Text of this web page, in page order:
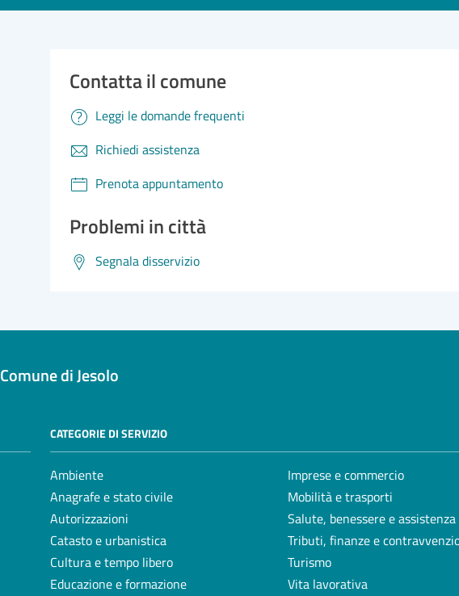
Contatta il comune
Leggi le domande frequenti
Richiedi assistenza
Prenota appuntamento
Problemi in città
Segnala disservizio
Comune di Jesolo
CATEGORIE DI SERVIZIO
Ambiente
Anagrafe e stato civile
Autorizzazioni
Catasto e urbanistica
Cultura e tempo libero
Educazione e formazione
Imprese e commercio
Mobilità e trasporti
Salute, benessere e assistenza
Tributi, finanze e
Turismo
Vita lavorativa